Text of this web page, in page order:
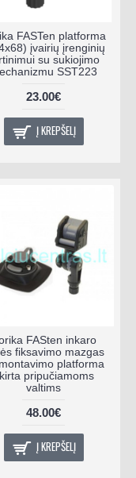
FASTen platforma
įvairių įrenginių
su sukiojimo
SST223
23.00€
Į KREPŠELĮ
FASten inkaro
fiksavimo mazgas
platforma
pripučiamoms
valtims
48.00€
Į KREPŠELĮ